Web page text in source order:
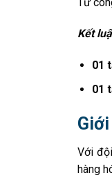
Kết
01
01
Với
hàng